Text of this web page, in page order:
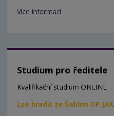
Více informací
Studium pro ředitele
Kvalifikační studium ONLINE
Lze hradit ze Šablon OP JAK